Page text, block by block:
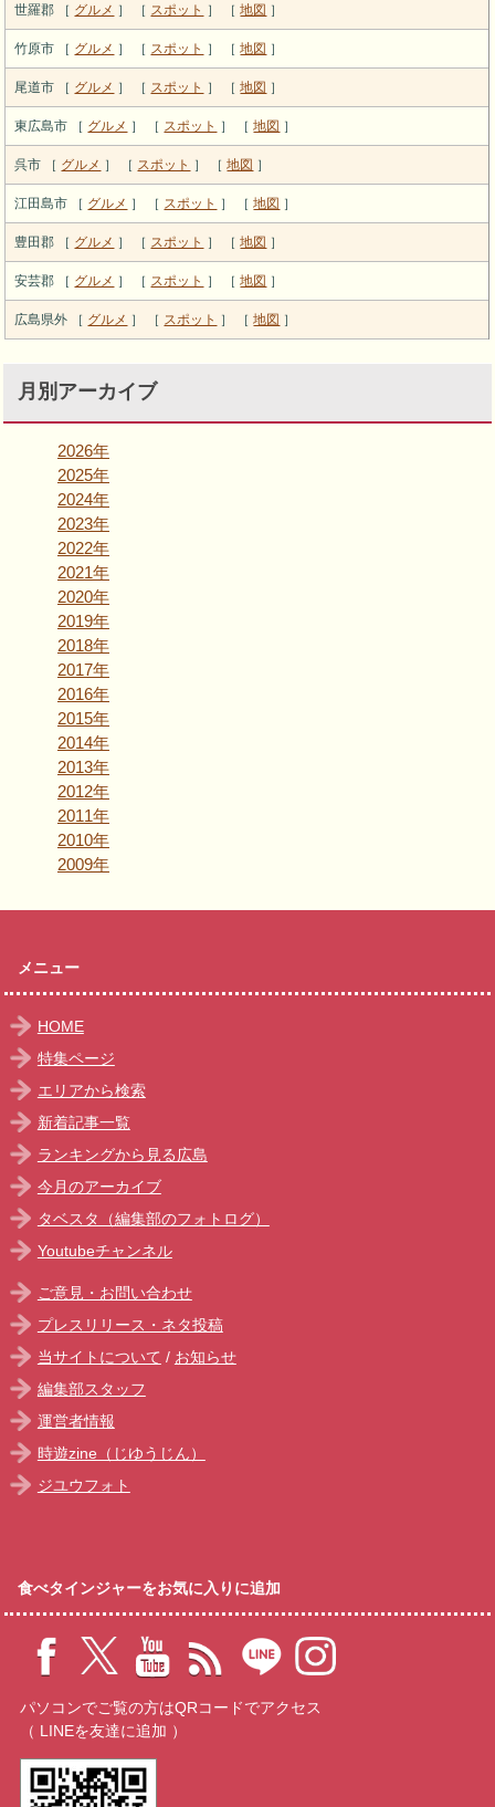
世羅郡 ［ グルメ ］ ［ スポット ］ ［地図 ］
竹原市 ［ グルメ ］ ［ スポット ］ ［地図 ］
尾道市 ［ グルメ ］ ［ スポット ］ ［地図 ］
東広島市 ［ グルメ ］ ［ スポット ］ ［地図 ］
呉市 ［ グルメ ］ ［ スポット ］ ［地図 ］
江田島市 ［ グルメ ］ ［ スポット ］ ［地図 ］
豊田郡 ［ グルメ ］ ［ スポット ］ ［地図 ］
安芸郡 ［ グルメ ］ ［ スポット ］ ［地図 ］
広島県外 ［ グルメ ］ ［ スポット ］ ［地図 ］
月別アーカイブ
2026年
2025年
2024年
2023年
2022年
2021年
2020年
2019年
2018年
2017年
2016年
2015年
2014年
2013年
2012年
2011年
2010年
2009年
メニュー
HOME
特集ページ
エリアから検索
新着記事一覧
ランキングから見る広島
今月のアーカイブ
タベスタ（編集部のフォトログ）
Youtubeチャンネル
ご意見・お問い合わせ
プレスリリース・ネタ投稿
当サイトについて / お知らせ
編集部スタッフ
運営者情報
時遊zine（じゆうじん）
ジユウフォト
食べタインジャーをお気に入りに追加
パソコンでご覧の方はQRコードでアクセス
（ LINEを友達に追加 ）